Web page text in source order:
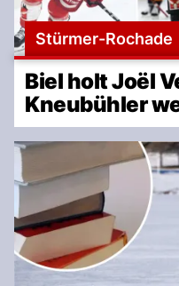
Stürmer-Rochade
Biel holt Joël
Kneubühler